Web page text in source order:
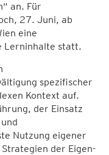
an. Für
27. Juni, ab
eine
Lerninhalte statt.
spezifischer
Kontext auf.
der Einsatz
Nutzung eigener
der Eigen-